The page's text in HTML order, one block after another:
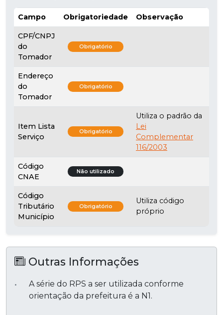
Campo Obrigatoriedade Observação
CPF/CNPJ
do
Tomador
Obrigatório
Endereço
do
Tomador
Obrigatório
Item Lista
Serviço
Obrigatório
Utiliza o padrão da
Lei
Complementar
116/2003
Código
CNAE
Não utilizado
Código
Tributário
Município
Obrigatório
Utiliza código
próprio
Outras Informações
A série do RPS a ser utilizada conforme
orientação da prefeitura é a N1.